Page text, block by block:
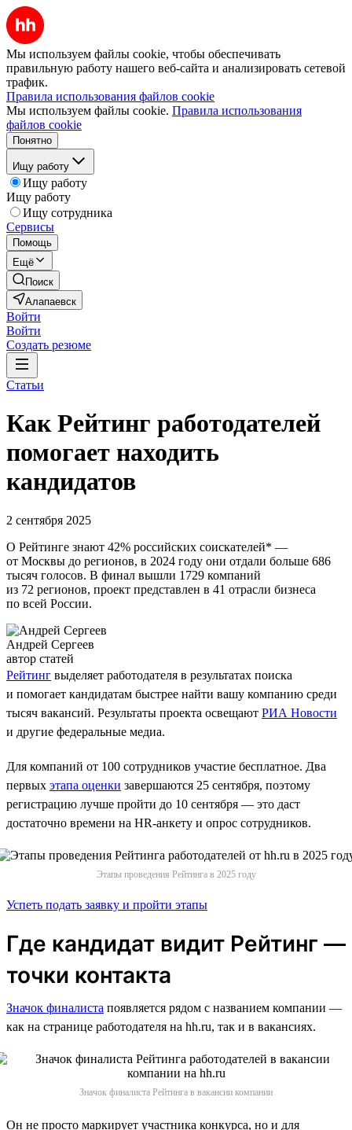
Мы используем файлы cookie, чтобы обеспечивать
правильную работу нашего веб-сайта и анализировать сетевой
трафик.
Правила использования файлов cookie
Мы используем файлы cookie. Правила использования
файлов cookie
Понятно
Ищу работу
Ищу работу
Ищу работу
Ищу сотрудника
Сервисы
Помощь
Ещё
Поиск
Алапаевск
Войти
Войти
Создать резюме
Статьи
Как Рейтинг работодателей
помогает находить
кандидатов
2 сентября 2025
О Рейтинге знают 42% российских соискателей* —
от Москвы до регионов, в 2024 году они отдали больше 686
тысяч голосов. В финал вышли 1729 компаний
из 72 регионов, проект представлен в 41 отрасли бизнеса
по всей России.
Андрей Сергеев
автор статей
Рейтинг выделяет работодателя в результатах поиска
и помогает кандидатам быстрее найти вашу компанию среди
тысяч вакансий. Результаты проекта освещают РИА Новости
и другие федеральные медиа.
Для компаний от 100 сотрудников участие бесплатное. Два
первых этапа оценки завершаются 25 сентября, поэтому
регистрацию лучше пройти до 10 сентября — это даст
достаточно времени на HR-анкету и опрос сотрудников.
Этапы проведения Рейтинга в 2025 году
Успеть подать заявку и пройти этапы
Где кандидат видит Рейтинг —
точки контакта
Значок финалиста появляется рядом с названием компании —
как на странице работодателя на hh.ru, так и в вакансиях.
Значок финалиста Рейтинга в вакансии компании
Он не просто маркирует участника конкурса, но и для